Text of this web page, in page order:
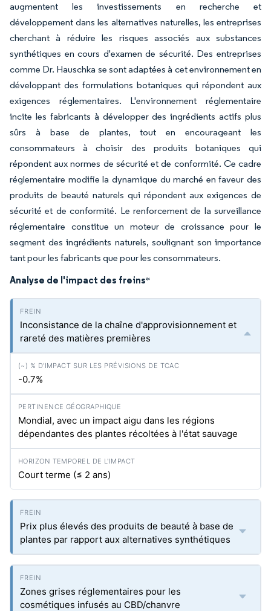
augmentent les investissements en recherche et
développement dans les alternatives naturelles, les entreprises
cherchant à réduire les risques associés aux substances
synthétiques en cours d'examen de sécurité. Des entreprises
comme Dr. Hauschka se sont adaptées à cet environnement en
développant des formulations botaniques qui répondent aux
exigences réglementaires. L'environnement réglementaire
incite les fabricants à développer des ingrédients actifs plus
sûrs à base de plantes, tout en encourageant les
consommateurs à choisir des produits botaniques qui
répondent aux normes de sécurité et de conformité. Ce cadre
réglementaire modifie la dynamique du marché en faveur des
produits de beauté naturels qui répondent aux exigences de
sécurité et de conformité. Le renforcement de la surveillance
réglementaire constitue un moteur de croissance pour le
segment des ingrédients naturels, soulignant son importance
tant pour les fabricants que pour les consommateurs.
Analyse de l'impact des freins*
Inconsistance de la chaîne d'approvisionnement et
rareté des matières premières
-0.7%
Mondial, avec un impact aigu dans les régions
dépendantes des plantes récoltées à l'état sauvage
Court terme (≤ 2 ans)
Prix plus élevés des produits de beauté à base de
plantes par rapport aux alternatives synthétiques
Zones grises réglementaires pour les
cosmétiques infusés au CBD/chanvre